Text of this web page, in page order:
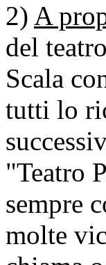
2) A
del
Scala
tutti lo
"Teatro
sempre
molte